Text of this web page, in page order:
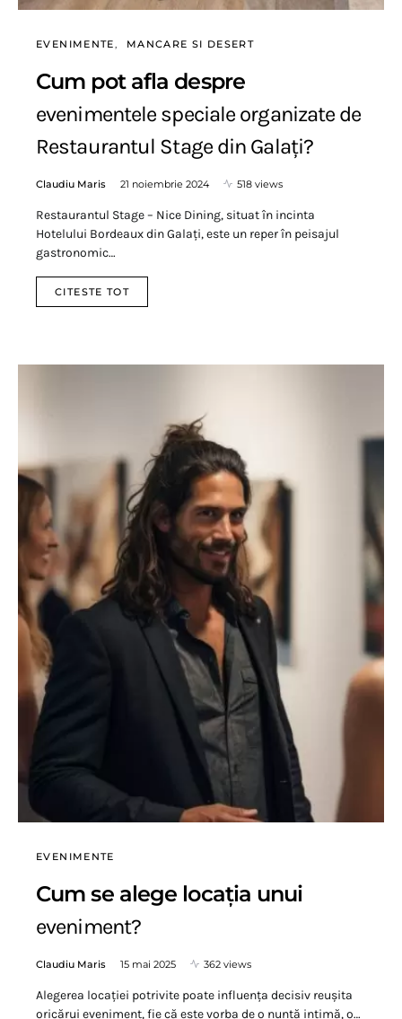
EVENIMENTE MANCARE SI DESERT
Cum pot afla despre
evenimentele speciale organizate de
Restaurantul Stage din Galați?
Claudiu Maris 21 noiembrie 2024 518 views
Restaurantul Stage – Nice Dining, situat în incinta
Hotelului Bordeaux din Galați, este un reper în peisajul
gastronomic…
CITESTE TOT
EVENIMENTE
Cum se alege locația unui
eveniment?
Claudiu Maris 15 mai 2025 362 views
Alegerea locației potrivite poate influența decisiv reușita
oricărui eveniment, fie că este vorba de o nuntă intimă, o…